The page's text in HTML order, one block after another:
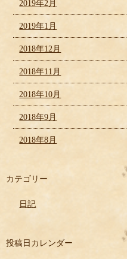
2019年2月
2019年1月
2018年12月
2018年11月
2018年10月
2018年9月
2018年8月
カテゴリー
日記
投稿日カレンダー